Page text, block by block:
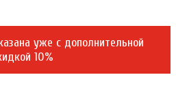
уже c дополнительной
10%